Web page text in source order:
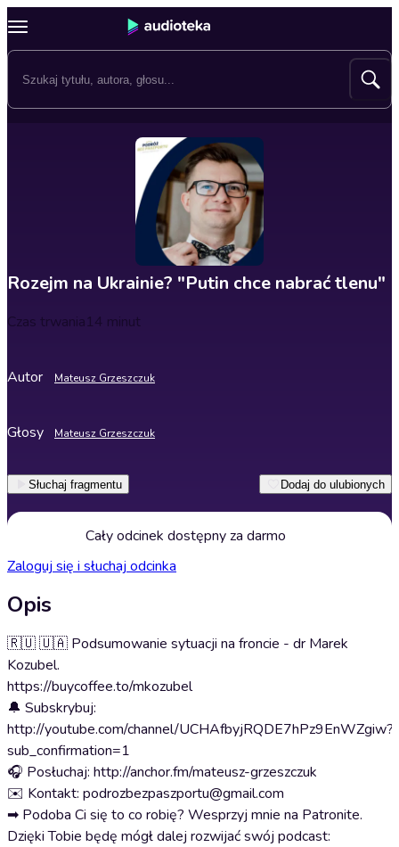
Rozejm na Ukrainie? "Putin chce nabrać tlenu"
Czas trwania14 minut
Autor Mateusz Grzeszczuk
Głosy Mateusz Grzeszczuk
Słuchaj fragmentu Dodaj do ulubionych
Cały odcinek dostępny za darmo
Zaloguj się i słuchaj odcinka
Opis
🇷🇺 🇺🇦 Podsumowanie sytuacji na froncie - dr Marek
Kozubel.
https://buycoffee.to/mkozubel
🔔 Subskrybuj:
http://youtube.com/channel/UCHAfbyjRQDE7hPz9EnWZgiw?
sub_confirmation=1
🎧 Posłuchaj: http://anchor.fm/mateusz-grzeszczuk
✉️ Kontakt: podrozbezpaszportu@gmail.com
➡ Podoba Ci się to co robię? Wesprzyj mnie na Patronite.
Dzięki Tobie będę mógł dalej rozwijać swój podcast: